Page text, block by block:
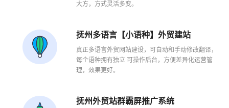
大方，方式灵活多变。
抚州多语言【小语种】外贸建站
真正多语言外贸网站建设，可自动和手动修改翻译，
每个语种拥有独立 可操作后台，方便差异化运营管
理，效果更好。
抚州外贸站群霸屏推广系统